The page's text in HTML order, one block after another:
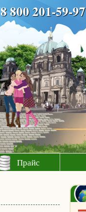
8 800 201-59-97
Прайс